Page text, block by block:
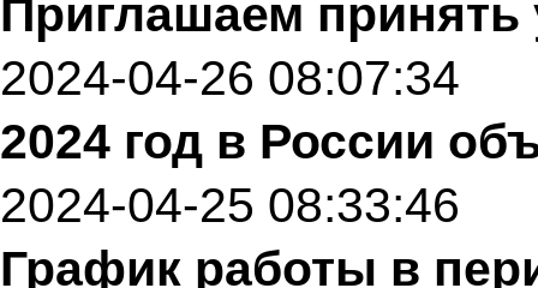
Приглашаем принять
2024-04-26 08:07:34
2024 год в России
2024-04-25 08:33:46
График работы в